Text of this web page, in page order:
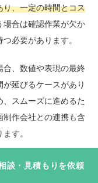
、一定の時間とコス
場合は確認作業が欠か
必要があります。
、数値や表現の最終
延びるケースがあり
スムーズに進めるた
作会社との連携も含
す。
談・見積もりを依頼